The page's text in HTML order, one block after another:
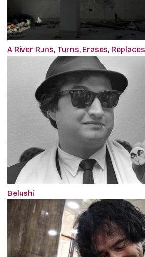
A River Runs, Turns, Erases, Replaces
Belushi